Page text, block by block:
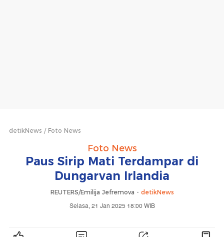
detikNews Foto News
Foto News
Paus Sirip Mati Terdampar di
Dungarvan Irlandia
REUTERS/Emilija Jefremova - detikNews
Selasa, 21 Jan 2025 18:00 WIB